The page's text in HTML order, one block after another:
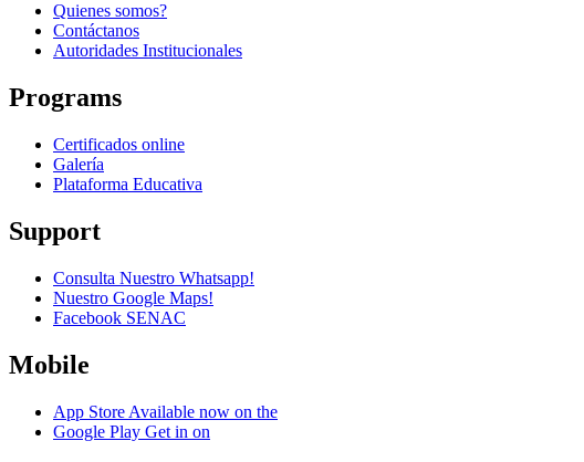
Quienes somos?
Contáctanos
Autoridades Institucionales
Programs
Certificados online
Galería
Plataforma Educativa
Support
Consulta Nuestro Whatsapp!
Nuestro Google Maps!
Facebook SENAC
Mobile
App Store Available now on the
Google Play Get in on